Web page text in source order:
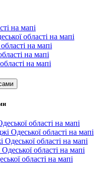
на мапі
області на мапі
на мапі
на мапі
на мапі
області на мапі
Одеської області на мапі
Одеської області на мапі
області на мапі
області на мапі